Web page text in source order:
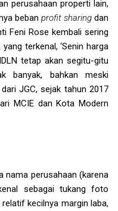
perusahaan properti lain,
beban profit sharing dan
Feni Rose kembali sering
terkenal, ‘Senin harga
tetap akan segitu-gitu
banyak, bahkan meski
JGC, sejak tahun 2017
MCIE dan Kota Modern
nama perusahaan (karena
sebagai tukang foto
kecilnya margin laba,